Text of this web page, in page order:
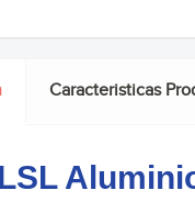
Caracteristicas